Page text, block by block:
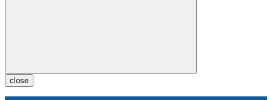
close